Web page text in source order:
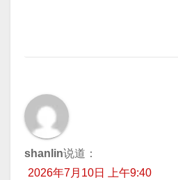
shanlin说道：
2026年7月10日 上午9:40